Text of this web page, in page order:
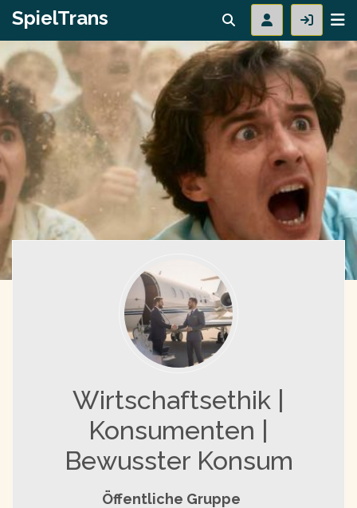
SpielTrans
Wirtschaftsethik |
Konsumenten |
Bewusster Konsum
Öffentliche Gruppe